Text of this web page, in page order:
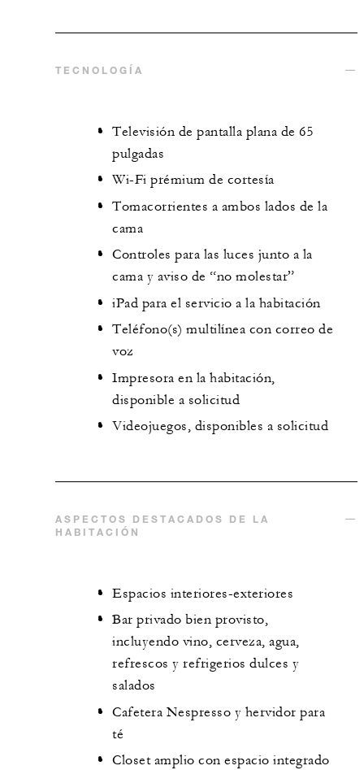
TECNOLOGÍA
Televisión de pantalla plana de 65
pulgadas
Wi-Fi prémium de cortesía
Tomacorrientes a ambos lados de la
cama
Controles para las luces junto a la
cama y aviso de “no molestar”
iPad para el servicio a la habitación
Teléfono(s) multilínea con correo de
voz
Impresora en la habitación,
disponible a solicitud
Videojuegos, disponibles a solicitud
ASPECTOS DESTACADOS DE LA
HABITACIÓN
Espacios interiores-exteriores
Bar privado bien provisto,
incluyendo vino, cerveza, agua,
refrescos y refrigerios dulces y
salados
Cafetera Nespresso y hervidor para
té
Closet amplio con espacio integrado